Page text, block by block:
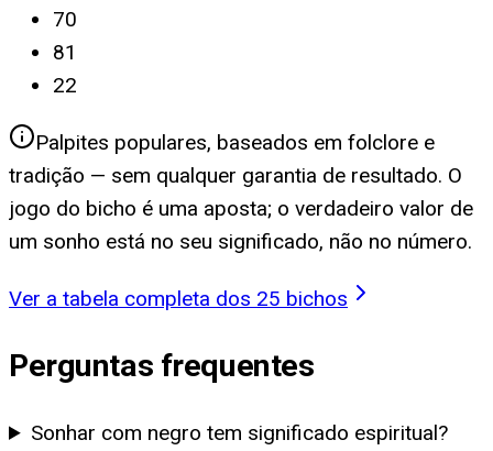
70
81
22
Palpites populares, baseados em folclore e
tradição — sem qualquer garantia de resultado. O
jogo do bicho é uma aposta; o verdadeiro valor de
um sonho está no seu significado, não no número.
Ver a tabela completa dos 25 bichos
Perguntas frequentes
Sonhar com negro tem significado espiritual?